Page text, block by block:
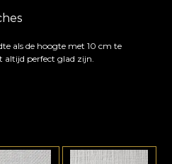
als de hoogte met 10 cm te
perfect glad zijn.